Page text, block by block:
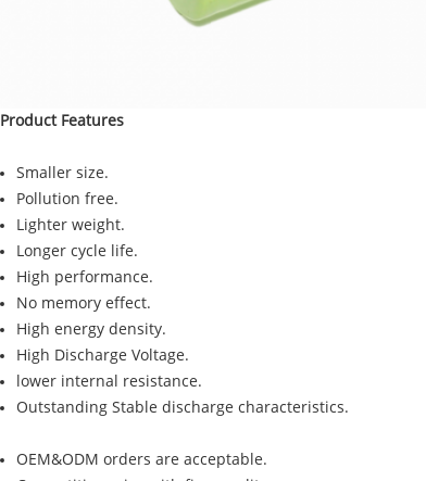
Product Features
Smaller size.
Pollution free.
Lighter weight.
Longer cycle life.
High performance.
No memory effect.
High energy density.
High Discharge Voltage.
lower internal resistance.
Outstanding Stable discharge characteristics.
OEM&ODM orders are acceptable.